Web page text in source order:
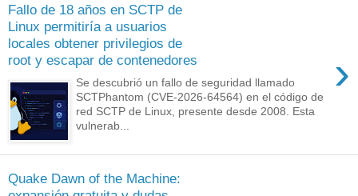
Fallo de 18 años en SCTP de
Linux permitiría a usuarios
locales obtener privilegios de
root y escapar de contenedores
›
Se descubrió un fallo de seguridad llamado
SCTPhantom (CVE-2026-64564) en el código de
red SCTP de Linux, presente desde 2008. Esta
vulnerab...
Quake Dawn of the Machine: